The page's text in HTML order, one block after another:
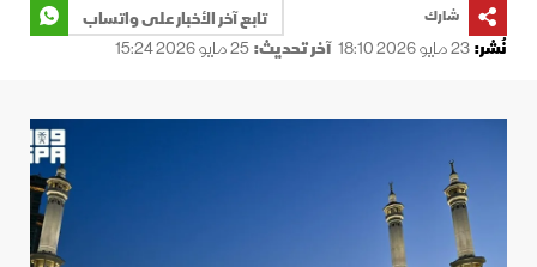
شارك
تابع آخر الأخبار على واتساب
نُشر:23 مايو 2026 18:10 آخر تحديث:25 مايو 2026 15:24